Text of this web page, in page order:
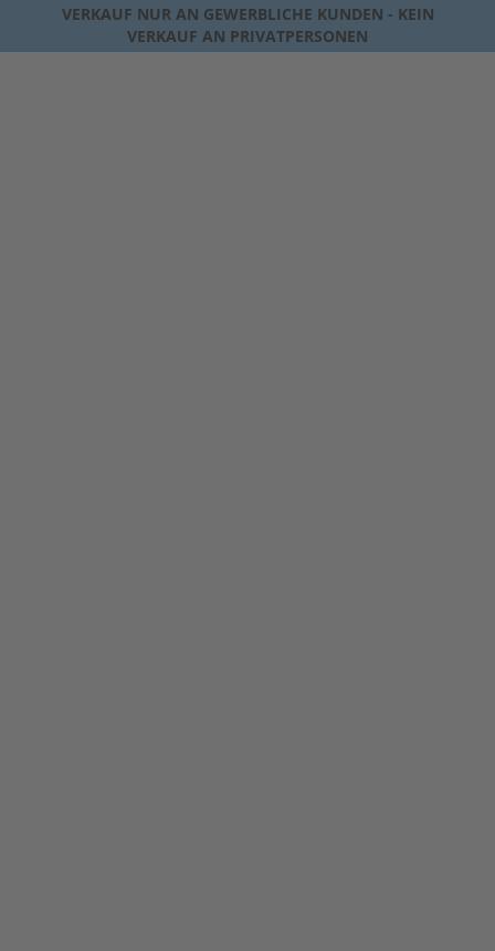
VERKAUF NUR AN GEWERBLICHE KUNDEN - KEIN
VERKAUF AN PRIVATPERSONEN